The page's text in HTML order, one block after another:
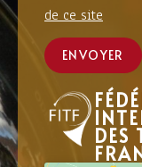
de ce site
ENVOYER
DES